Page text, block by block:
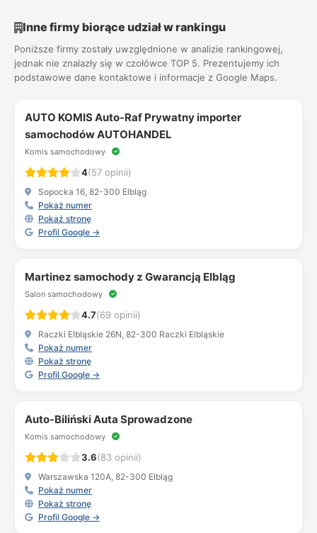
Inne firmy biorące udział w rankingu
Poniższe firmy zostały uwzględnione w analizie rankingowej,
jednak nie znalazły się w czołówce TOP 5. Prezentujemy ich
podstawowe dane kontaktowe i informacje z Google Maps.
AUTO KOMIS Auto-Raf Prywatny importer
samochodów AUTOHANDEL
Komis samochodowy
4(57 opinii)
Sopocka 16, 82-300 Elbląg
Pokaż numer
Pokaż stronę
Profil Google →
Martinez samochody z Gwarancją Elbląg
Salon samochodowy
4.7(69 opinii)
Raczki Elbląskie 26N, 82-300 Raczki Elbląskie
Pokaż numer
Pokaż stronę
Profil Google →
Auto-Biliński Auta Sprowadzone
Komis samochodowy
3.6(83 opinii)
Warszawska 120A, 82-300 Elbląg
Pokaż numer
Pokaż stronę
Profil Google →